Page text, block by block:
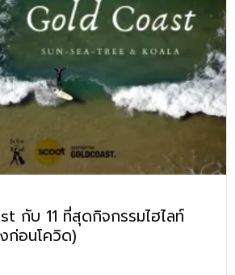
กับ 11 ที่สุดกิจกรรมไฮไลท์
ก่อนโควิด)